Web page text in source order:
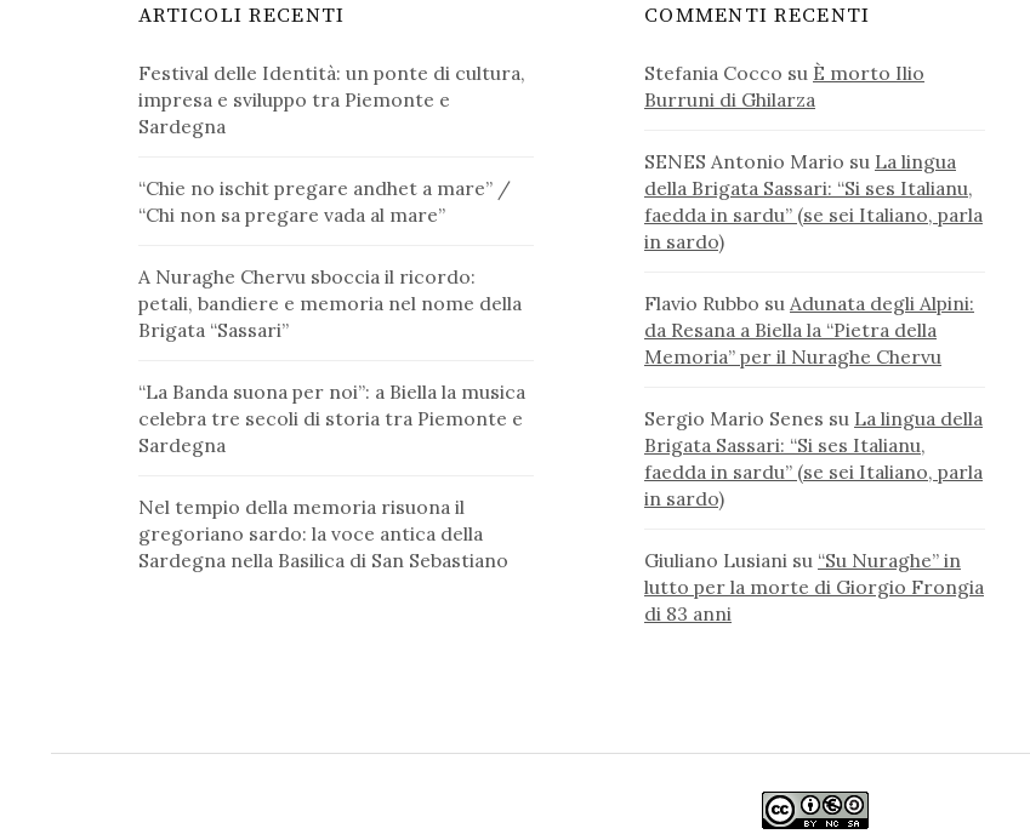
ARTICOLI RECENTI
Festival delle Identità: un ponte di cultura,
impresa e sviluppo tra Piemonte e
Sardegna
“Chie no ischit pregare andhet a mare” /
“Chi non sa pregare vada al mare”
A Nuraghe Chervu sboccia il ricordo:
petali, bandiere e memoria nel nome della
Brigata “Sassari”
“La Banda suona per noi”: a Biella la musica
celebra tre secoli di storia tra Piemonte e
Sardegna
Nel tempio della memoria risuona il
gregoriano sardo: la voce antica della
Sardegna nella Basilica di San Sebastiano
COMMENTI RECENTI
Stefania Cocco su È morto Ilio
Burruni di Ghilarza
SENES Antonio Mario su La lingua
della Brigata Sassari: “Si ses Italianu,
faedda in sardu” (se sei Italiano, parla
in sardo)
Flavio Rubbo su Adunata degli Alpini:
da Resana a Biella la “Pietra della
Memoria” per il Nuraghe Chervu
Sergio Mario Senes su La lingua della
Brigata Sassari: “Si ses Italianu,
faedda in sardu” (se sei Italiano, parla
in sardo)
Giuliano Lusiani su “Su Nuraghe” in
lutto per la morte di Giorgio Frongia
di 83 anni